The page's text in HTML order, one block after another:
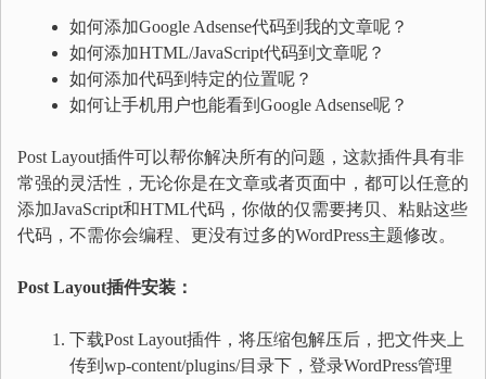
如何添加Google Adsense代码到我的文章呢？
如何添加HTML/JavaScript代码到文章呢？
如何添加代码到特定的位置呢？
如何让手机用户也能看到Google Adsense呢？
Post Layout插件可以帮你解决所有的问题，这款插件具有非
常强的灵活性，无论你是在文章或者页面中，都可以任意的
添加JavaScript和HTML代码，你做的仅需要拷贝、粘贴这些
代码，不需你会编程、更没有过多的WordPress主题修改。
Post Layout插件安装：
下载Post Layout插件，将压缩包解压后，把文件夹上
传到wp-content/plugins/目录下，登录WordPress管理